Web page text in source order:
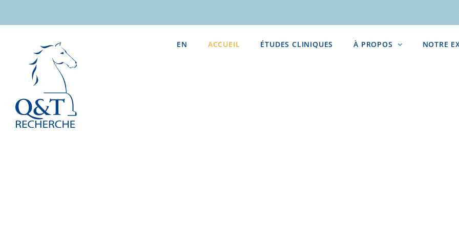
contenu
EN ACCUEIL ÉTUDES CLINIQUES À PROPOS NOTRE